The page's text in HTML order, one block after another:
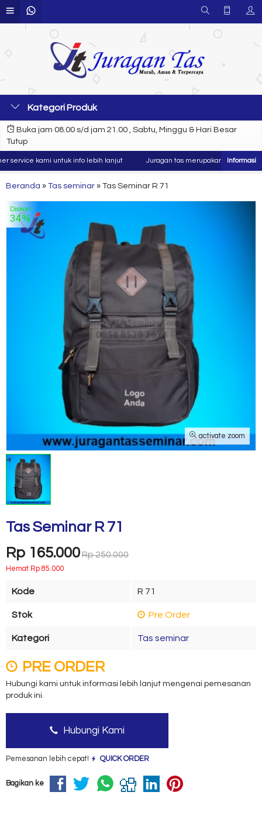
Kategori Produk
Buka jam 08.00 s/d jam 21.00 , Sabtu, Minggu & Hari Besar
Tutup
kami untuk info lebih lanjut Juragan tas merupakan produsen dan
Beranda » Tas seminar » Tas Seminar R 71
activate zoom
Diskon
34%
Tas Seminar R 71
Rp 165.000Rp 250.000
Hemat Rp 85.000
Kode R 71
Stok Pre Order
Kategori Tas seminar
PRE ORDER
Hubungi kami untuk informasi lebih lanjut mengenai pemesanan
produk ini.
Hubungi Kami
Pemesanan lebih cepat! QUICK ORDER
Bagikan ke